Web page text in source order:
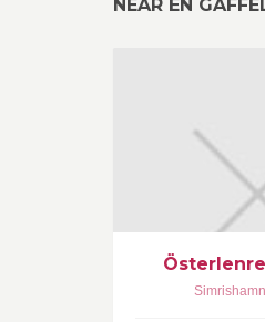
NEAR EN
Vi är 14
revisor,
Auktoriserad
Simrishamn